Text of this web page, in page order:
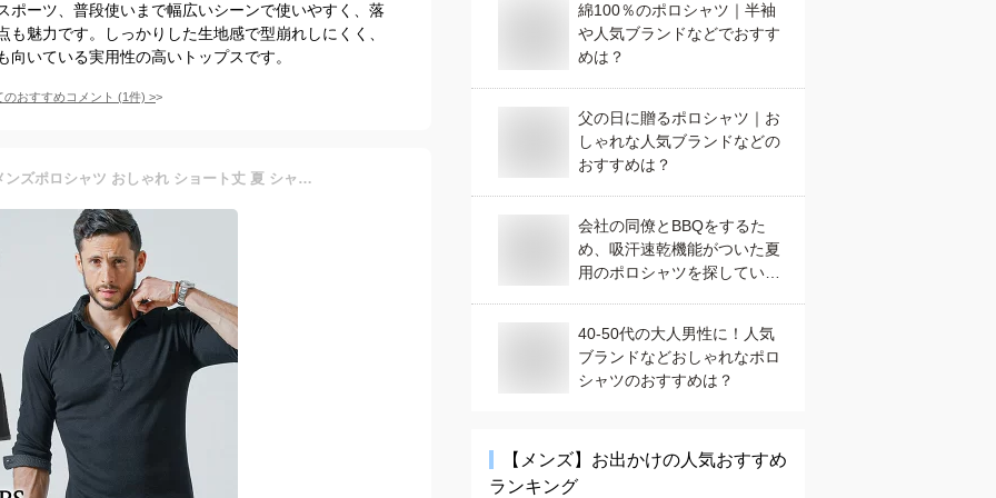
ポーツ、普段使いまで幅広いシーンで使いやすく、落
魅力です。しっかりした生地感で型崩れしにくく、
いている実用性の高いトップスです。
のおすすめコメント (1件) >
ポロシャツ メンズ 七分袖 メンズポロシャツ おしゃれ ショート丈 夏 シャツ 40代 50代 オラオラ系 ちょいワル イケオジ 半袖シャツ ファッション メンズファッション 7分袖 七部袖 マッチョ ポロシャツメンズ かっこいいシャツ 丈 の 短い がっちり タイト メンズ5分袖 春
綿100％のポロシャツ｜半袖
や人気ブランドなどでおすす
めは？
父の日に贈るポロシャツ｜お
しゃれな人気ブランドなどの
おすすめは？
会社の同僚とBBQをするた
め、吸汗速乾機能がついた夏
用のポロシャツを探していま
40-50代の大人男性に！人気
ブランドなどおしゃれなポロ
シャツのおすすめは？
【メンズ】 お出かけの人気おすすめ
ランキング